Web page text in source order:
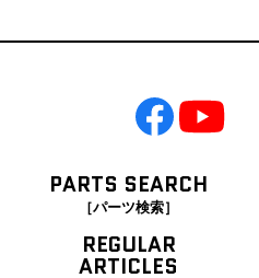
PARTS SEARCH
［パーツ検索］
REGULAR
ARTICLES